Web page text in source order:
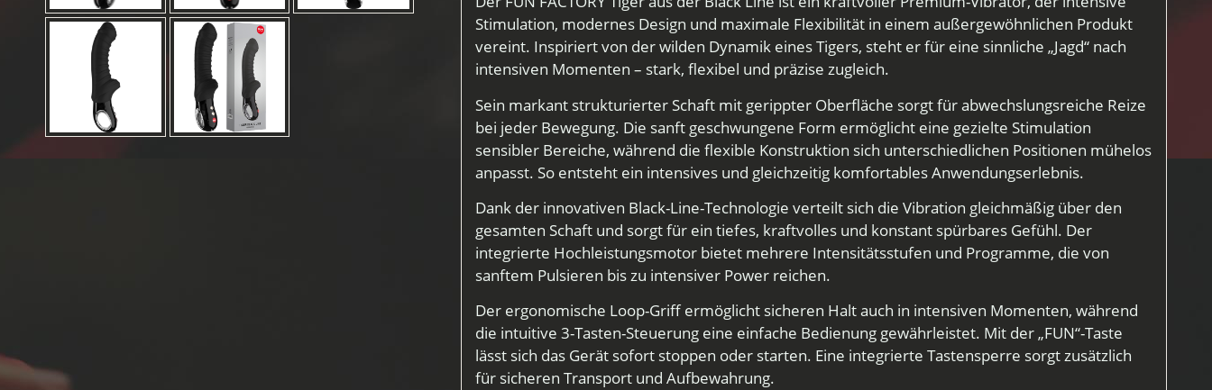
Stimulation, modernes Design und maximale Flexibilität in einem außergewöhnlichen Produkt
vereint. Inspiriert von der wilden Dynamik eines Tigers, steht er für eine sinnliche „Jagd“ nach
intensiven Momenten – stark, flexibel und präzise zugleich.
Sein markant strukturierter Schaft mit gerippter Oberfläche sorgt für abwechslungsreiche Reize
bei jeder Bewegung. Die sanft geschwungene Form ermöglicht eine gezielte Stimulation
sensibler Bereiche, während die flexible Konstruktion sich unterschiedlichen Positionen mühelos
anpasst. So entsteht ein intensives und gleichzeitig komfortables Anwendungserlebnis.
Dank der innovativen Black-Line-Technologie verteilt sich die Vibration gleichmäßig über den
gesamten Schaft und sorgt für ein tiefes, kraftvolles und konstant spürbares Gefühl. Der
integrierte Hochleistungsmotor bietet mehrere Intensitätsstufen und Programme, die von
sanftem Pulsieren bis zu intensiver Power reichen.
Der ergonomische Loop-Griff ermöglicht sicheren Halt auch in intensiven Momenten, während
die intuitive 3-Tasten-Steuerung eine einfache Bedienung gewährleistet. Mit der „FUN“-Taste
lässt sich das Gerät sofort stoppen oder starten. Eine integrierte Tastensperre sorgt zusätzlich
für sicheren Transport und Aufbewahrung.